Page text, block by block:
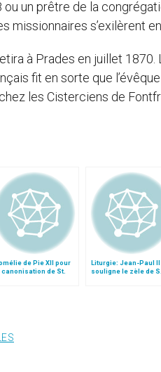
un prêtre de la
s’exilèrent
à Prades en juillet 1870.
fit en sorte que
les Cisterciens de
de Pie XII pour
canonisation de St.
Liturgie: Jean-Paul II
souligne le zèle de S.